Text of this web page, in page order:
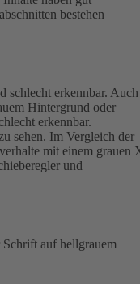
bestehen
schlecht erkennbar. Auch
Hintergrund oder
erkennbar.
sehen. Im Vergleich der
mit einem grauen
und
auf hellgrauem